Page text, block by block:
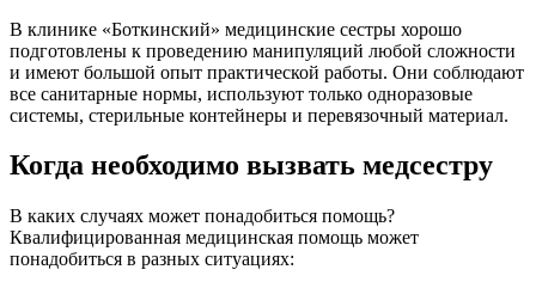
В клинике «Боткинский» медицинские сестры хорошо
подготовлены к проведению манипуляций любой сложности
и имеют большой опыт практической работы. Они соблюдают
все санитарные нормы, используют только одноразовые
системы, стерильные контейнеры и перевязочный материал.
Когда необходимо вызвать медсестру
В каких случаях может понадобиться помощь?
Квалифицированная медицинская помощь может
понадобиться в разных ситуациях: